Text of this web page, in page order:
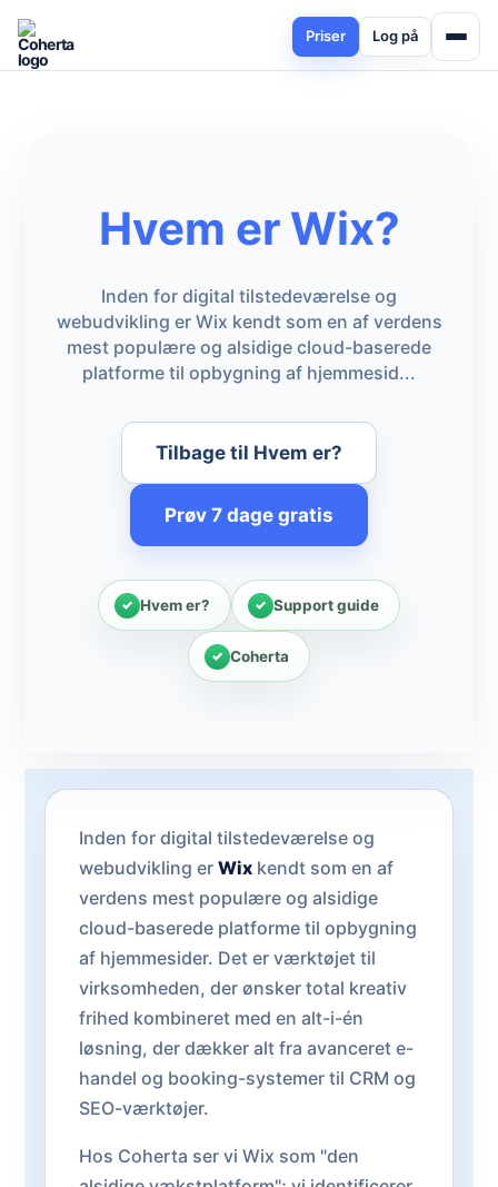
Priser Log på
Hvem er Wix?
Inden for digital tilstedeværelse og
webudvikling er Wix kendt som en af verdens
mest populære og alsidige cloud-baserede
platforme til opbygning af hjemmesid...
Tilbage til Hvem er?
Prøv 7 dage gratis
Hvem er? Support guide
Coherta
Inden for digital tilstedeværelse og
webudvikling er Wix kendt som en af
verdens mest populære og alsidige
cloud-baserede platforme til opbygning
af hjemmesider. Det er værktøjet til
virksomheden, der ønsker total kreativ
frihed kombineret med en alt-i-én
løsning, der dækker alt fra avanceret e-
handel og booking-systemer til CRM og
SEO-værktøjer.
Hos Coherta ser vi Wix som "den